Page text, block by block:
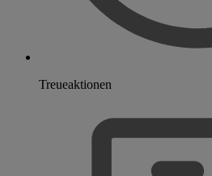
Treueaktionen